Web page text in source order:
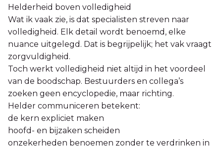
Helderheid boven volledigheid
Wat ik vaak zie, is dat specialisten streven naar
volledigheid. Elk detail wordt benoemd, elke
nuance uitgelegd. Dat is begrijpelijk; het vak vraagt
zorgvuldigheid.
Toch werkt volledigheid niet altijd in het voordeel
van de boodschap. Bestuurders en collega’s
zoeken geen encyclopedie, maar richting.
Helder communiceren betekent:
de kern expliciet maken
hoofd- en bijzaken scheiden
onzekerheden benoemen zonder te verdrinken in